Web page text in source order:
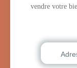
vendre votre